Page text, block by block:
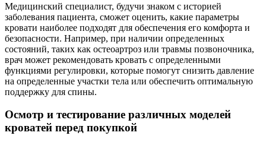
Медицинский специалист, будучи знаком с историей
заболевания пациента, сможет оценить, какие параметры
кровати наиболее подходят для обеспечения его комфорта и
безопасности. Например, при наличии определенных
состояний, таких как остеоартроз или травмы позвоночника,
врач может рекомендовать кровать с определенными
функциями регулировки, которые помогут снизить давление
на определенные участки тела или обеспечить оптимальную
поддержку для спины.
Осмотр и тестирование различных моделей
кроватей перед покупкой